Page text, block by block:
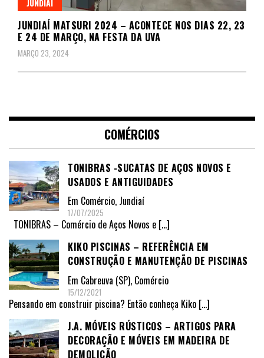
JUNDIAÍ
JUNDIAÍ MATSURI 2024 – ACONTECE NOS DIAS 22, 23
E 24 DE MARÇO, NA FESTA DA UVA
MARÇO 23, 2024
COMÉRCIOS
TONIBRAS -SUCATAS DE AÇOS NOVOS E
USADOS E ANTIGUIDADES
Em Comércio, Jundiaí
17/07/2025
TONIBRAS – Comércio de Aços Novos e […]
KIKO PISCINAS – REFERÊNCIA EM
CONSTRUÇÃO E MANUTENÇÃO DE PISCINAS
Em Cabreuva (SP), Comércio
15/12/2021
Pensando em construir piscina? Então conheça Kiko […]
J.A. MÓVEIS RÚSTICOS – ARTIGOS PARA
DECORAÇÃO E MÓVEIS EM MADEIRA DE
DEMOLIÇÃO